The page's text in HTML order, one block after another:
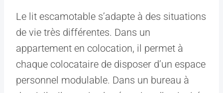
Le lit escamotable s’adapte à des situations
de vie très différentes. Dans un
appartement en colocation, il permet à
chaque colocataire de disposer d’un espace
personnel modulable. Dans un bureau à